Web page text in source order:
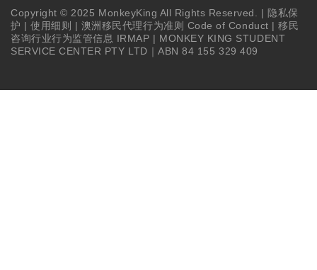
Copyright © 2025 MonkeyKing All Rights Reserved. | 隐私保
护 |使用细则 | 澳洲移民代理行为准则 Code of Conduct |移民
咨询行业行为监管信息 IRMAP | MONKEY KING STUDENT
SERVICE CENTER PTY LTD｜ABN 84 155 329 409